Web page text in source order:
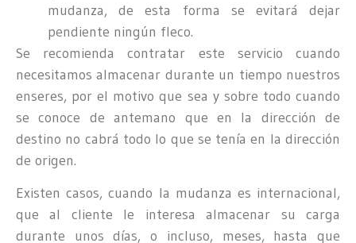
mudanza, de esta forma se evitará dejar
pendiente ningún fleco.
Se recomienda contratar este servicio cuando
necesitamos almacenar durante un tiempo nuestros
enseres, por el motivo que sea y sobre todo cuando
se conoce de antemano que en la dirección de
destino no cabrá todo lo que se tenía en la dirección
de origen.
Existen casos, cuando la mudanza es internacional,
que al cliente le interesa almacenar su carga
durante unos días, o incluso, meses, hasta que